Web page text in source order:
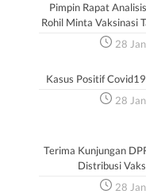
Pimpin Rapat
Rohil Minta Vaksinasi
28
Kasus Positif
28
Terima Kunjungan
Distribusi
28